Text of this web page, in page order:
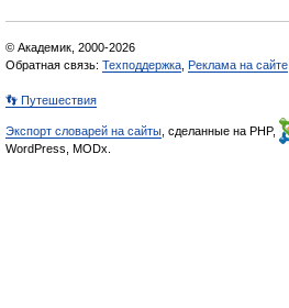
© Академик, 2000-2026
Обратная связь: Техподдержка Реклама на сайте
👣 Путешествия
Экспорт словарей на сайты , сделанные на PHP,
WordPress, MODx.